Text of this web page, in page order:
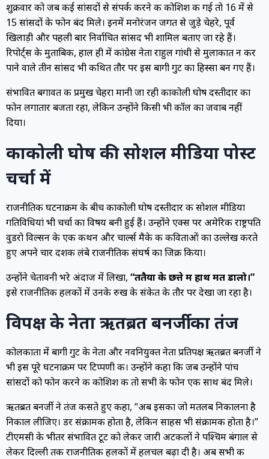
शुक्रवार को जब कई सांसदों से संपर्क करने की कोशिश की गई तो 16 में से
15 सांसदों के फोन बंद मिले। इनमें मनोरंजन जगत से जुड़े चेहरे, पूर्व
खिलाड़ी और पहली बार निर्वाचित सांसद भी शामिल बताए जा रहे हैं।
रिपोर्ट्स के मुताबिक, हाल ही में कांग्रेस नेता राहुल गांधी से मुलाकात न कर
पाने वाले तीन सांसद भी कथित तौर पर इस बागी गुट का हिस्सा बन गए हैं।
संभावित बगावत की प्रमुख चेहरा मानी जा रही काकोली घोष दस्तीदार का
फोन लगातार बजता रहा, लेकिन उन्होंने किसी भी कॉल का जवाब नहीं
दिया।
काकोली घोष की सोशल मीडिया पोस्ट
चर्चा में
राजनीतिक घटनाक्रम के बीच काकोली घोष दस्तीदार की सोशल मीडिया
गतिविधियां भी चर्चा का विषय बनी हुई हैं। उन्होंने एक्स पर अमेरिकी राष्ट्रपति
वुडरो विल्सन के एक कथन और चार्ल्स मैके की कविताओं का उल्लेख करते
हुए अपने चार दशक लंबे राजनीतिक संघर्ष का जिक्र किया।
उन्होंने चेतावनी भरे अंदाज में लिखा, “ततैया के छत्ते में हाथ मत डालो।”
इसे राजनीतिक हलकों में उनके रुख के संकेत के तौर पर देखा जा रहा है।
विपक्ष के नेता ऋतब्रत बनर्जी का तंज
कोलकाता में बागी गुट के नेता और नवनियुक्त नेता प्रतिपक्ष ऋतब्रत बनर्जी ने
भी इस पूरे घटनाक्रम पर टिप्पणी की। उन्होंने कहा कि जब उन्होंने पांच
सांसदों को फोन करने की कोशिश की तो सभी के फोन एक साथ बंद मिले।
ऋतब्रत बनर्जी ने तंज कसते हुए कहा, “अब इसका जो मतलब निकालना है
निकाल लीजिए। डर संक्रामक होता है, लेकिन साहस भी संक्रामक होता है।”
टीएमसी के भीतर संभावित टूट को लेकर जारी अटकलों ने पश्चिम बंगाल से
लेकर दिल्ली तक राजनीतिक हलकों में हलचल बढ़ा दी है। अब सभी की